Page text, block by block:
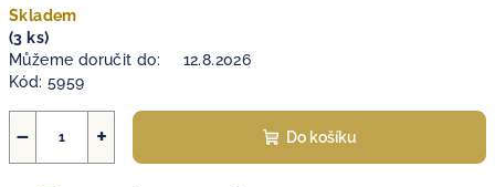
cena:
Skladem
(3 ks)
Můžeme doručit do:
12.8.2026
Kód: 5959
+
− Do košíku